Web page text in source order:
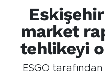
market
tehlikeyi
ESGO